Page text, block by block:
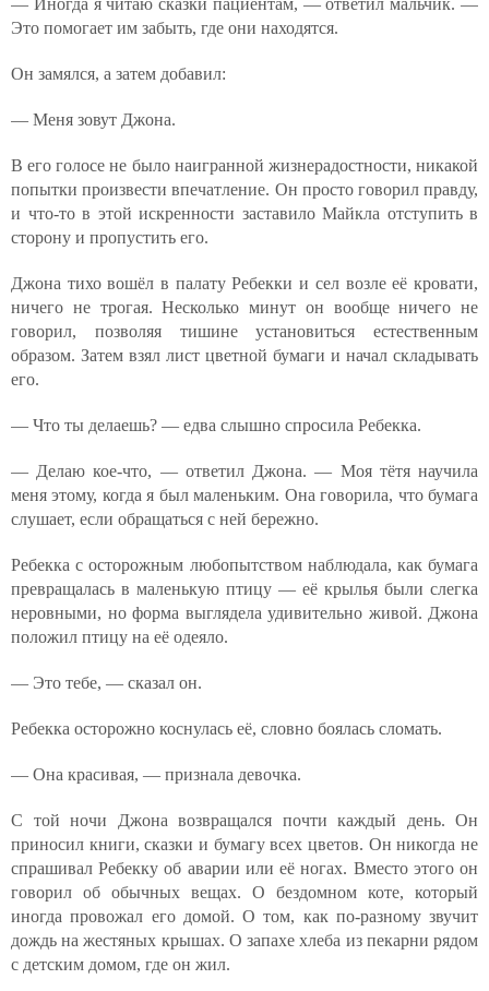
— Иногда я читаю сказки пациентам, — ответил мальчик. —
Это помогает им забыть, где они находятся.
Он замялся, а затем добавил:
— Меня зовут Джона.
В его голосе не было наигранной жизнерадостности, никакой
попытки произвести впечатление. Он просто говорил правду,
и что-то в этой искренности заставило Майкла отступить в
сторону и пропустить его.
Джона тихо вошёл в палату Ребекки и сел возле её кровати,
ничего не трогая. Несколько минут он вообще ничего не
говорил, позволяя тишине установиться естественным
образом. Затем взял лист цветной бумаги и начал складывать
его.
— Что ты делаешь? — едва слышно спросила Ребекка.
— Делаю кое-что, — ответил Джона. — Моя тётя научила
меня этому, когда я был маленьким. Она говорила, что бумага
слушает, если обращаться с ней бережно.
Ребекка с осторожным любопытством наблюдала, как бумага
превращалась в маленькую птицу — её крылья были слегка
неровными, но форма выглядела удивительно живой. Джона
положил птицу на её одеяло.
— Это тебе, — сказал он.
Ребекка осторожно коснулась её, словно боялась сломать.
— Она красивая, — признала девочка.
С той ночи Джона возвращался почти каждый день. Он
приносил книги, сказки и бумагу всех цветов. Он никогда не
спрашивал Ребекку об аварии или её ногах. Вместо этого он
говорил об обычных вещах. О бездомном коте, который
иногда провожал его домой. О том, как по-разному звучит
дождь на жестяных крышах. О запахе хлеба из пекарни рядом
с детским домом, где он жил.